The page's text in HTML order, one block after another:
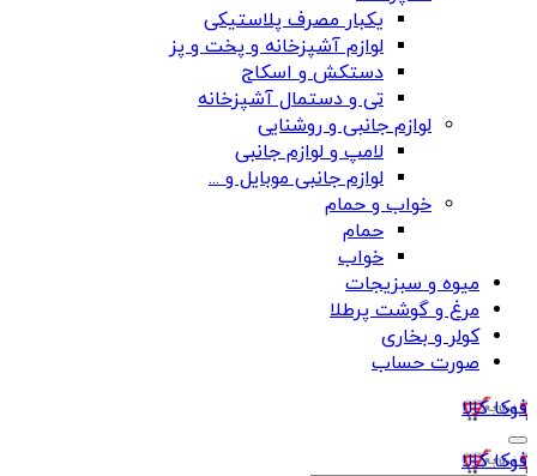
یکبار مصرف پلاستیکی
لوازم آشپزخانه و پخت و پز
دستکش و اسکاج
تی و دستمال آشپزخانه
لوازم جانبی و روشنایی
لامپ و لوازم جانبی
لوازم جانبی موبایل و ...
خواب و حمام
حمام
خواب
میوه و سبزیجات
مرغ و گوشت پرطلا
کولر و بخاری
صورت حساب
فوکا کالا
فوکا کالا